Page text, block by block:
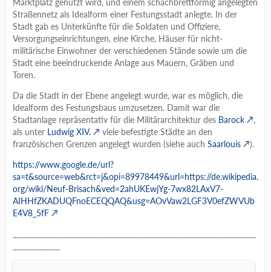
Straßennetz als Idealform einer Festungsstadt anlegte. In der
Stadt gab es Unterkünfte für die Soldaten und Offiziere,
Versorgungseinrichtungen, eine Kirche, Häuser für nicht-
militärische Einwohner der verschiedenen Stände sowie um die
Stadt eine beeindruckende Anlage aus Mauern, Gräben und
Toren.
Da die Stadt in der Ebene angelegt wurde, war es möglich, die
Idealform des Festungsbaus umzusetzen. Damit war die
Stadtanlage repräsentativ für die Militärarchitektur des Barock
,
als unter Ludwig XIV.
viele befestigte Städte an den
französischen Grenzen angelegt wurden (siehe auch Saarlouis
).
https://www.google.de/url?
sa=t&source=web&rct=j&opi=89978449&url=https://de.wikipedia.
org/wiki/Neuf-Brisach&ved=2ahUKEwjYg-7wx82LAxV7-
AIHHfZKADUQFnoECEQQAQ&usg=AOvVaw2LGF3V0efZWVUb
E4V8_5fF